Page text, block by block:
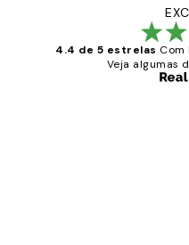
4.4 de 5 estrelas Com
Veja algumas